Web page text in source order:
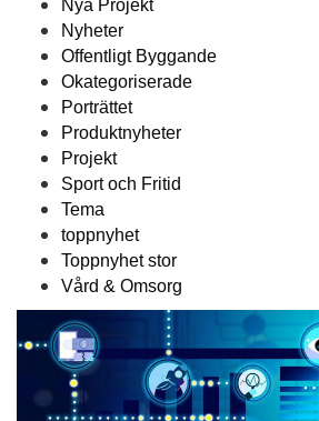
Nya Projekt
Nyheter
Offentligt Byggande
Okategoriserade
Porträttet
Produktnyheter
Projekt
Sport och Fritid
Tema
toppnyhet
Toppnyhet stor
Vård & Omsorg